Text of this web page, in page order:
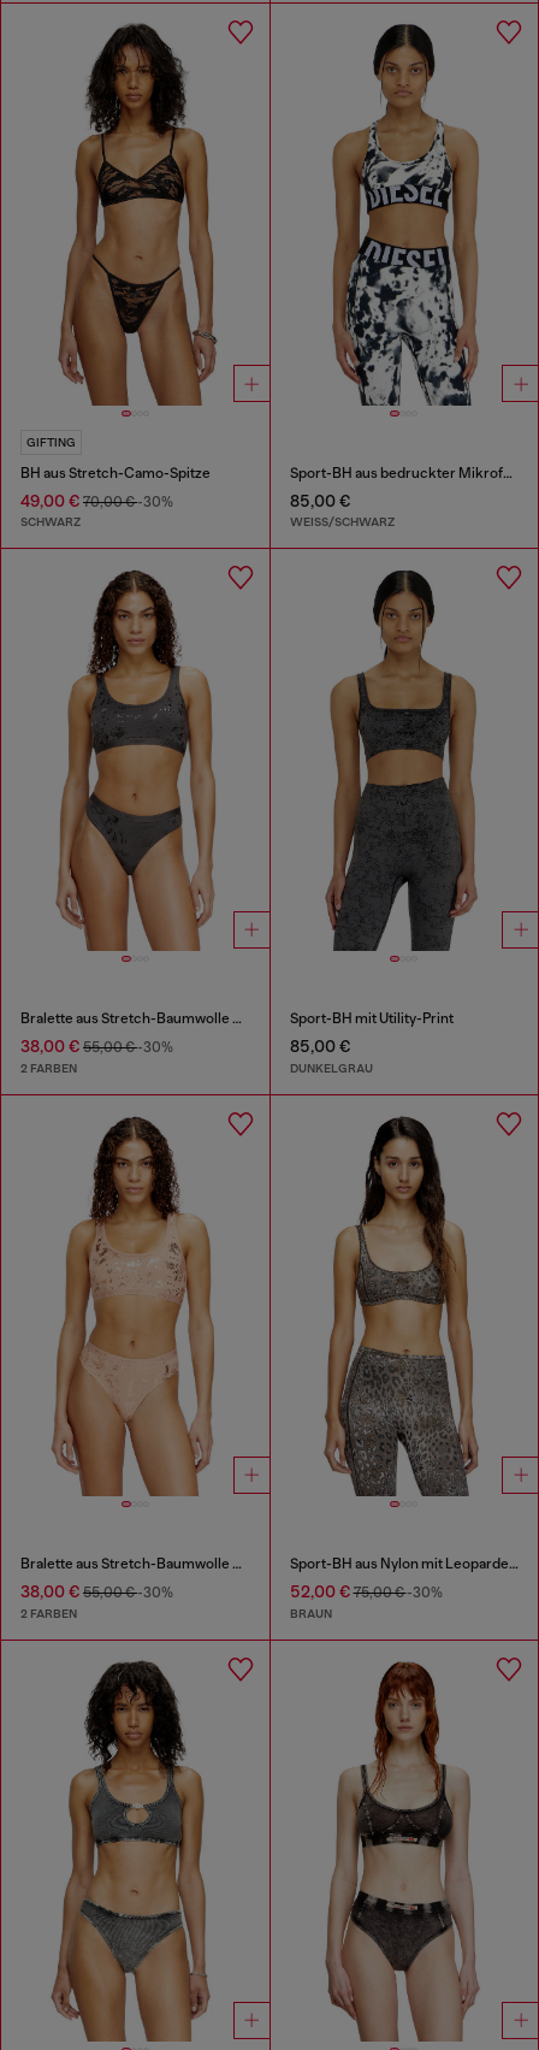
GIFTING
BH aus Stretch-Camo-Spitze
49,00 € 70,00 €-30%
SCHWARZ
Sport-BH aus bedruckter Mikrofaser
85,00 €
WEISS/SCHWARZ
Bralette aus Stretch-Baumwolle mit Metallic-Print
38,00 € 55,00 €-30%
2 FARBEN
Sport-BH mit Utility-Print
85,00 €
DUNKELGRAU
Bralette aus Stretch-Baumwolle mit Metallic-Print
38,00 € 55,00 €-30%
2 FARBEN
Sport-BH aus Nylon mit Leopardenmuster
52,00 €75,00 €-30%
BRAUN